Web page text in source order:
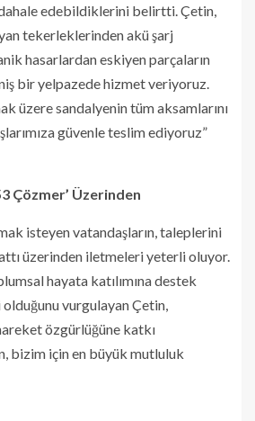
edebildiklerini belirtti. Çetin,
tekerleklerinden akü şarj
hasarlardan eskiyen parçaların
bir yelpazede hizmet veriyoruz.
üzere sandalyenin tüm aksamlarını
güvenle teslim ediyoruz”
Çözmer’ Üzerinden
isteyen vatandaşların, taleplerini
üzerinden iletmeleri yeterli oluyor.
hayata katılımına destek
vurgulayan Çetin,
özgürlüğüne katkı
bizim için en büyük mutluluk